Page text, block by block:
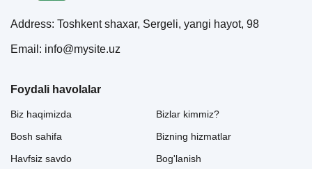
Address: Toshkent shaxar, Sergeli, yangi hayot, 98
Email: info@mysite.uz
Foydali havolalar
Biz haqimizda
Bosh sahifa
Havfsiz savdo
Bizlar kimmiz?
Bizning hizmatlar
Bog'lanish